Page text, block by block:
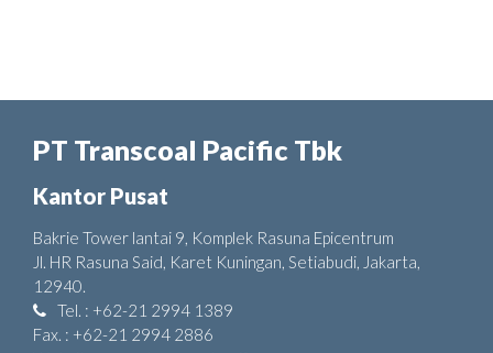
PT Transcoal Pacific Tbk
Kantor Pusat
Bakrie Tower lantai 9, Komplek Rasuna Epicentrum
Jl. HR Rasuna Said, Karet Kuningan, Setiabudi, Jakarta,
12940.
Tel. : +62-21 2994 1389
Fax. : +62-21 2994 2886